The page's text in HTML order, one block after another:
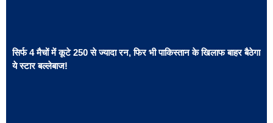
सिर्फ 4 मैचों में कूटे 250 से ज्यादा रन, फिर भी पाकिस्तान के खिलाफ बाहर बैठेगा
ये स्टार बल्लेबाज!